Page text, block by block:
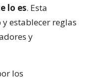
lo es. Esta
establecer reglas
y
los